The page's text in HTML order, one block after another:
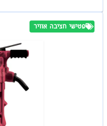
פטישי חציבה אוויר